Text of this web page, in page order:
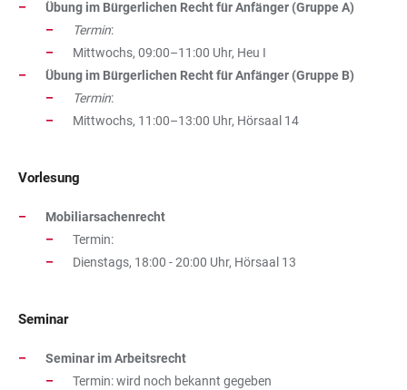
Übung im Bürgerlichen Recht für Anfänger (Gruppe A)
Termin:
Mittwochs, 09:00–11:00 Uhr, Heu I
Übung im Bürgerlichen Recht für Anfänger (Gruppe B)
Termin:
Mittwochs, 11:00–13:00 Uhr, Hörsaal 14
Vorlesung
Mobiliarsachenrecht
Termin:
Dienstags, 18:00 - 20:00 Uhr, Hörsaal 13
Seminar
Seminar im Arbeitsrecht
Termin: wird noch bekannt gegeben